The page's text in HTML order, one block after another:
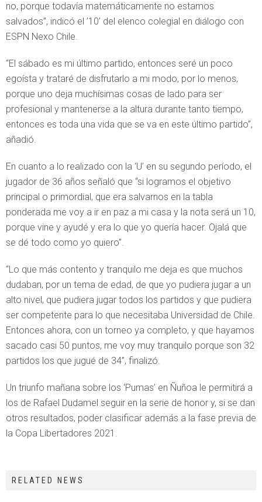
no, porque todavía matemáticamente no estamos
salvados”, indicó el ’10’ del elenco colegial en diálogo con
ESPN Nexo Chile.
“El sábado es mi último partido, entonces seré un poco
egoísta y trataré de disfrutarlo a mi modo, por lo menos,
porque uno deja muchísimas cosas de lado para ser
profesional y mantenerse a la altura durante tanto tiempo,
entonces es toda una vida que se va en este último partido”,
añadió.
En cuanto a lo realizado con la ‘U’ en su segundo período, el
jugador de 36 años señaló que “si logramos el objetivo
principal o primordial, que era salvarnos en la tabla
ponderada me voy a ir en paz a mi casa y la nota será un 10,
porque vine y ayudé y era lo que yo quería hacer. Ojalá que
se dé todo como yo quiero”.
“Lo que más contento y tranquilo me deja es que muchos
dudaban, por un tema de edad, de que yo pudiera jugar a un
alto nivel, que pudiera jugar todos los partidos y que pudiera
ser competente para lo que necesitaba Universidad de Chile.
Entonces ahora, con un torneo ya completo, y que hayamos
sacado casi 50 puntos, me voy muy tranquilo porque son 32
partidos los que jugué de 34”, finalizó.
Un triunfo mañana sobre los ‘Pumas’ en Ñuñoa le permitirá a
los de Rafael Dudamel seguir en la serie de honor y, si se dan
otros resultados, poder clasificar además a la fase previa de
la Copa Libertadores 2021.
RELATED NEWS